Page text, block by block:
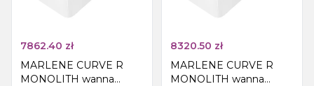
7862.40 zł
MARLENE CURVE R
MONOLITH wanna
8320.50 zł
MARLENE CURVE R
MONOLITH wanna